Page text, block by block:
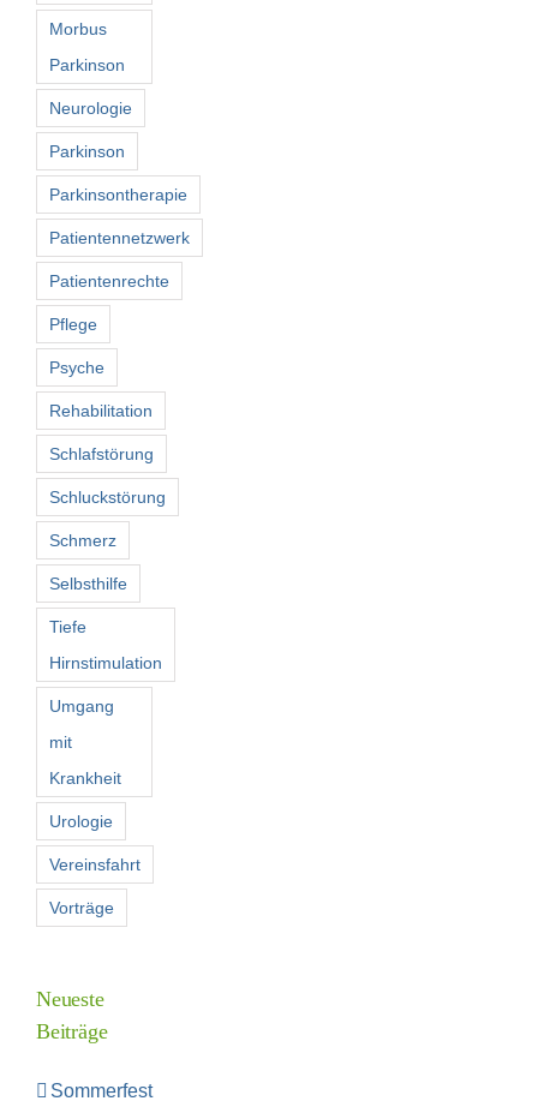
Morbus
Parkinson
Neurologie
Parkinson
Parkinsontherapie
Patientennetzwerk
Patientenrechte
Pflege
Psyche
Rehabilitation
Schlafstörung
Schluckstörung
Schmerz
Selbsthilfe
Tiefe
Hirnstimulation
Umgang
mit
Krankheit
Urologie
Vereinsfahrt
Vorträge
Neueste
Beiträge
Sommerfest